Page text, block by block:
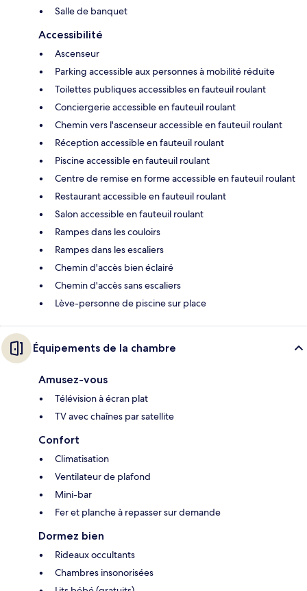
Salle de banquet
Accessibilité
Ascenseur
Parking accessible aux personnes à mobilité réduite
Toilettes publiques accessibles en fauteuil roulant
Conciergerie accessible en fauteuil roulant
Chemin vers l'ascenseur accessible en fauteuil roulant
Réception accessible en fauteuil roulant
Piscine accessible en fauteuil roulant
Centre de remise en forme accessible en fauteuil roulant
Restaurant accessible en fauteuil roulant
Salon accessible en fauteuil roulant
Rampes dans les couloirs
Rampes dans les escaliers
Chemin d'accès bien éclairé
Chemin d'accès sans escaliers
Lève-personne de piscine sur place
Équipements de la chambre
Amusez-vous
Télévision à écran plat
TV avec chaînes par satellite
Confort
Climatisation
Ventilateur de plafond
Mini-bar
Fer et planche à repasser sur demande
Dormez bien
Rideaux occultants
Chambres insonorisées